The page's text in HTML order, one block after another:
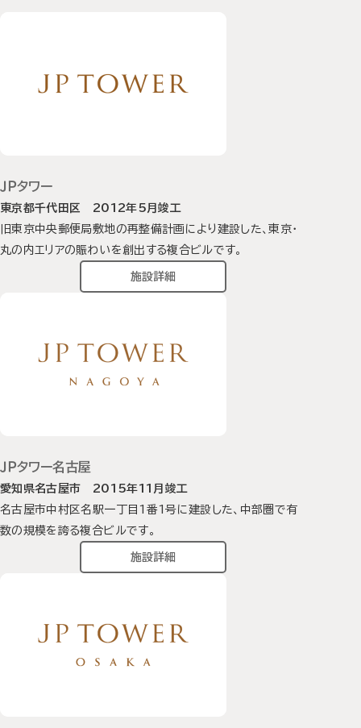
ＪＰタワー
東京都千代田区 2012年5月竣工
旧東京中央郵便局敷地の再整備計画により建設した、東京・
丸の内エリアの賑わいを創出する複合ビルです。
施設詳細
ＪＰタワー名古屋
愛知県名古屋市 2015年11月竣工
名古屋市中村区名駅一丁目1番1号に建設した、中部圏で有
数の規模を誇る複合ビルです。
施設詳細